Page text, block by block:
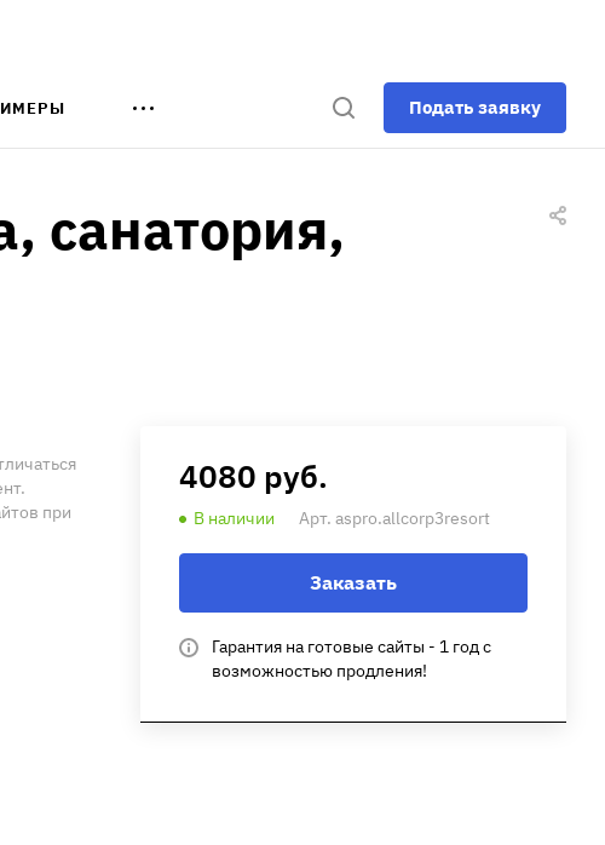
Подать заявку
санатория,
4080 руб.
В наличии Арт. aspro.allcorp3resort
Заказать
Гарантия на готовые сайты - 1 год с
возможностью продления!
при